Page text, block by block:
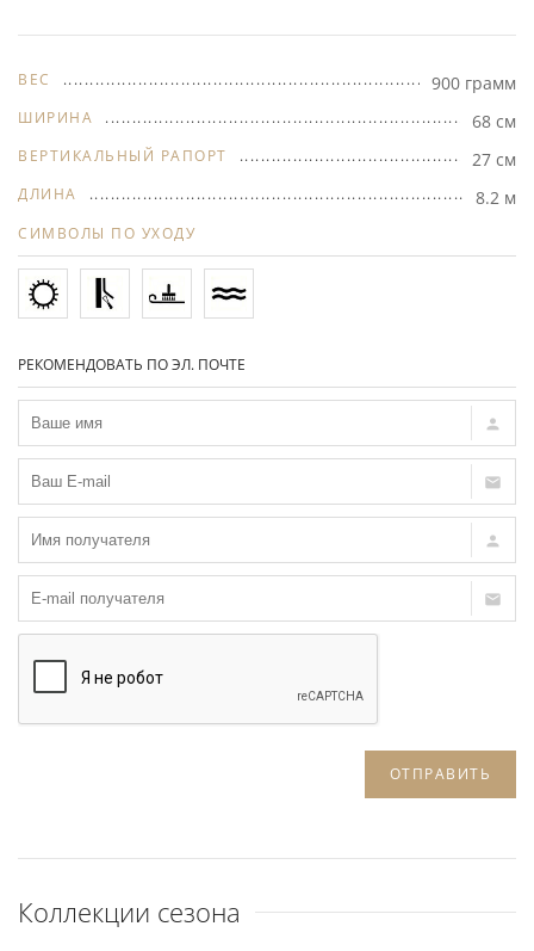
ВЕС 900 грамм
ШИРИНА 68 см
ВЕРТИКАЛЬНЫЙ РАПОРТ 27 см
ДЛИНА 8.2 м
СИМВОЛЫ ПО УХОДУ
РЕКОМЕНДОВАТЬ ПО ЭЛ. ПОЧТЕ
ОТПРАВИТЬ
Коллекции сезона